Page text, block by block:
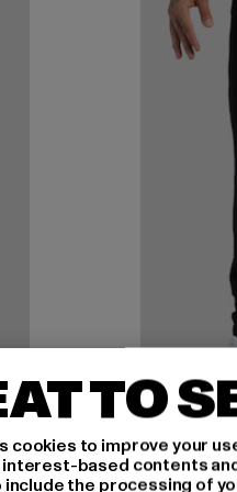
TO
cookies to improve your
interest-based contents
include the processing of